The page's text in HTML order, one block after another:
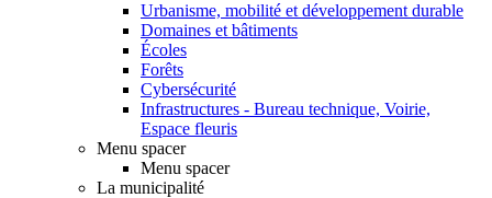
Urbanisme, mobilité et développement durable
Domaines et bâtiments
Écoles
Forêts
Cybersécurité
Infrastructures - Bureau technique, Voirie,
Espace fleuris
Menu spacer
Menu spacer
La municipalité